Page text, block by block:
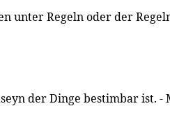
unter Regeln oder der
der Dinge bestimbar ist.